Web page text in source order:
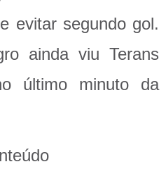
evitar segundo gol.
ainda viu Terans
último minuto da